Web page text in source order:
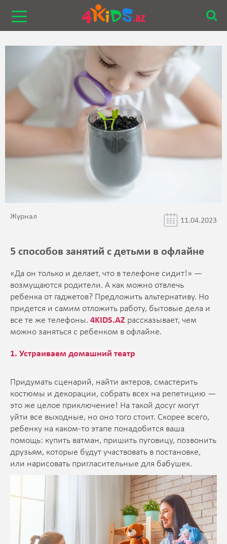
Журнал 11.04.2023
5 способов занятий с детьми в офлайне
«Да он только и делает, что в телефоне сидит!» —
возмущаются родители. А как можно отвлечь
ребенка от гаджетов? Предложить альтернативу. Но
придется и самим отложить работу, бытовые дела и
все те же телефоны. 4KIDS.AZ рассказывает, чем
можно заняться с ребенком в офлайне.
1. Устраиваем домашний театр
Придумать сценарий, найти актеров, смастерить
костюмы и декорации, собрать всех на репетицию —
это же целое приключение! На такой досуг могут
уйти все выходные, но оно того стоит. Скорее всего,
ребенку на каком-то этапе понадобится ваша
помощь: купить ватман, пришить пуговицу, позвонить
друзьям, которые будут участвовать в постановке,
или нарисовать пригласительные для бабушек.